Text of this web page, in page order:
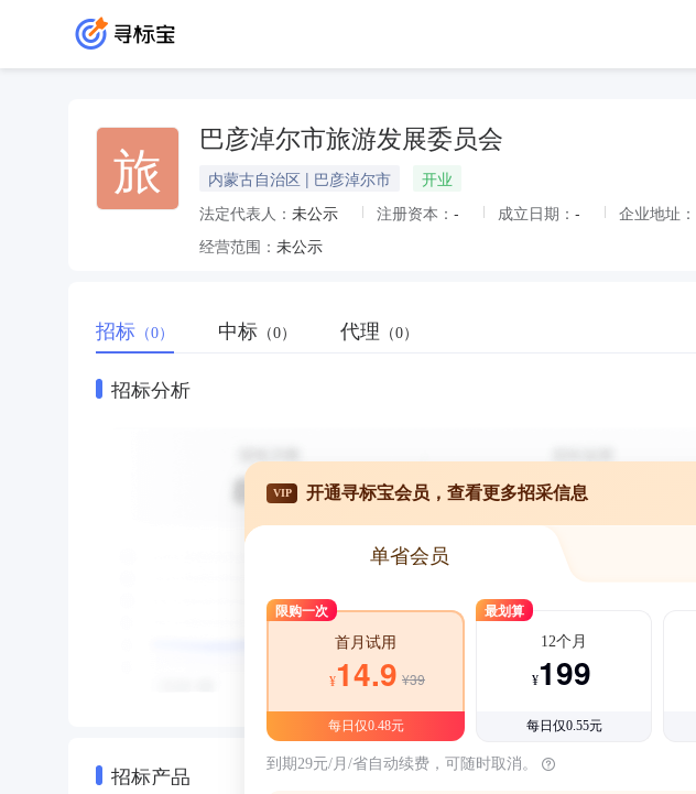
旅 巴彦淖尔市旅游发展委员会
内蒙古自治区 | 巴彦淖尔市
开业
法定代表人： 未公示 注册资本： - 成立日期： - 企业地址：
经营范围： 未公示
招标 （0） 中标 （0） 代理 （0）
招标分析
招标产品
VIP 开通寻标宝会员，查看更多招采信息
单省会员
限购一次
首月试用
¥14.9 ¥39
每日仅0.48元
最划算
12个月
¥199
每日仅0.55元
到期29元/月/省自动续费，可随时取消。